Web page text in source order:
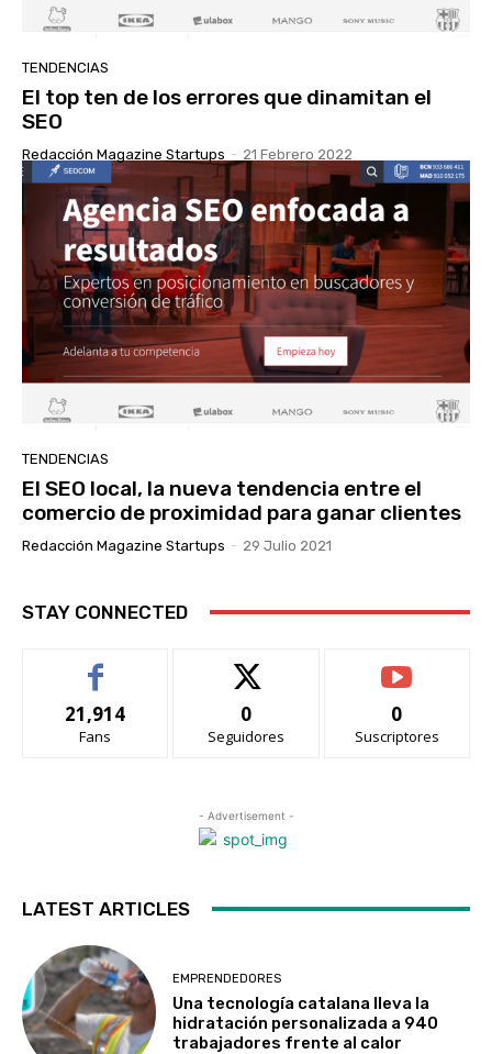
TENDENCIAS
El top ten de los errores que dinamitan el
SEO
Redacción Magazine Startups - 21 Febrero 2022
TENDENCIAS
El SEO local, la nueva tendencia entre el
comercio de proximidad para ganar clientes
Redacción Magazine Startups - 29 Julio 2021
STAY CONNECTED
21,914
Fans
0
Seguidores
0
Suscriptores
- Advertisement -
LATEST ARTICLES
EMPRENDEDORES
Una tecnología catalana lleva la
hidratación personalizada a 940
trabajadores frente al calor